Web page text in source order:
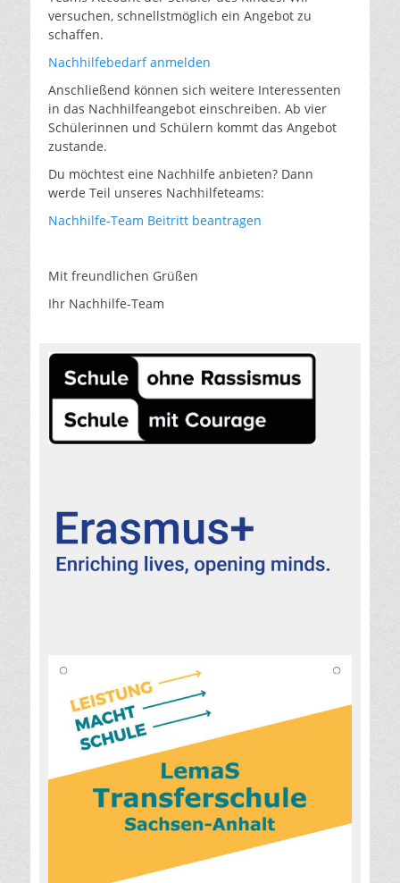
versuchen, schnellstmöglich ein Angebot zu
schaffen.
Nachhilfebedarf anmelden
Anschließend können sich weitere Interessenten
in das Nachhilfeangebot einschreiben. Ab vier
Schülerinnen und Schülern kommt das Angebot
zustande.
Du möchtest eine Nachhilfe anbieten? Dann
werde Teil unseres Nachhilfeteams:
Nachhilfe-Team Beitritt beantragen
Mit freundlichen Grüßen
Ihr Nachhilfe-Team